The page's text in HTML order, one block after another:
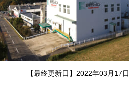
【最終更新日】2022年03月17日